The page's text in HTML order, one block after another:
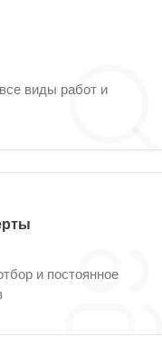
виды работ и
и постоянное